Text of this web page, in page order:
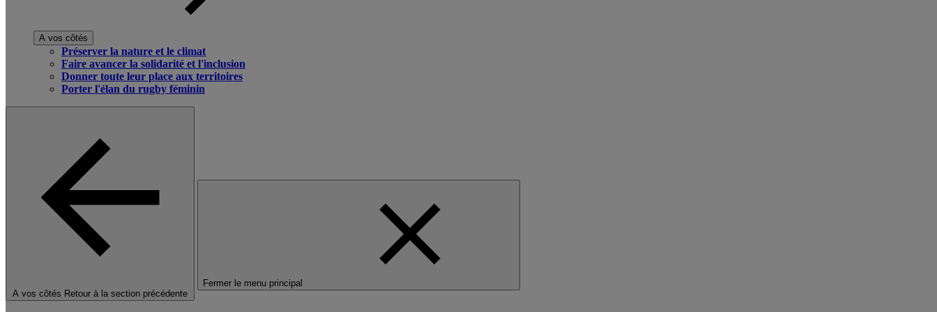
A vos côtés
Préserver la nature et le climat
Faire avancer la solidarité et l'inclusion
Donner toute leur place aux territoires
Porter l'élan du rugby féminin
A vos côtés Retour à la section précédente
Fermer le menu principal